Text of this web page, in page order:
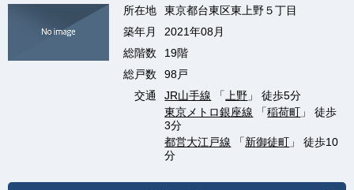
所在地
東京都台東区東上野５丁目
築年月
2021年08月
総階数
19階
総戸数
98戸
交通
JR山手線 「 上野 」 徒歩5分
東京メトロ銀座線 「稲荷町 」 徒歩
3分
都営大江戸線 「新御徒町 」 徒歩10
分